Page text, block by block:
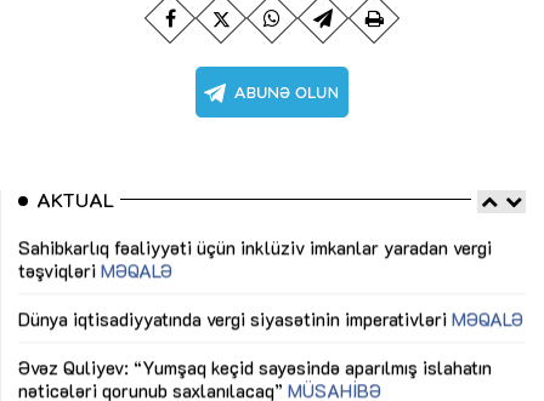
AKTUAL
Sahibkarlıq fəaliyyəti üçün inklüziv imkanlar yaradan vergi
təşviqləri MƏQALƏ
Dünya iqtisadiyyatında vergi siyasətinin imperativləri MƏQALƏ
Əvəz Quliyev: “Yumşaq keçid sayəsində aparılmış islahatın
nəticələri qorunub saxlanılacaq” MÜSAHİBƏ